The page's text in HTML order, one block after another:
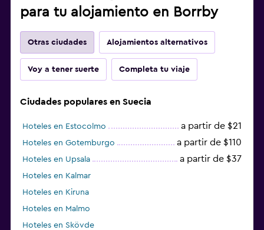
para tu alojamiento en Borrby
Otras ciudades Alojamientos alternativos
Voy a tener suerte Completa tu viaje
Ciudades populares en Suecia
Hoteles en Estocolmo a partir de $21
Hoteles en Gotemburgo a partir de $110
Hoteles en Upsala a partir de $37
Hoteles en Kalmar
Hoteles en Kiruna
Hoteles en Malmo
Hoteles en Skövde